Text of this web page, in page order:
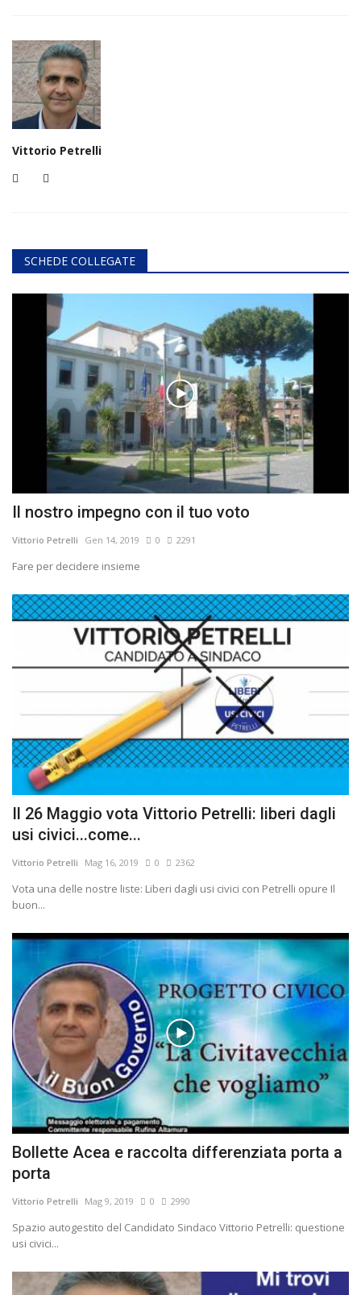
Vittorio Petrelli
SCHEDE COLLEGATE
Il nostro impegno con il tuo voto
Vittorio Petrelli Gen 14, 2019 0 2291
Fare per decidere insieme
Il 26 Maggio vota Vittorio Petrelli: liberi dagli
usi civici...come...
Vittorio Petrelli Mag 16, 2019 0 2362
Vota una delle nostre liste: Liberi dagli usi civici con Petrelli opure Il
buon...
Bollette Acea e raccolta differenziata porta a
porta
Vittorio Petrelli Mag 9, 2019 0 2990
Spazio autogestito del Candidato Sindaco Vittorio Petrelli: questione
usi civici...